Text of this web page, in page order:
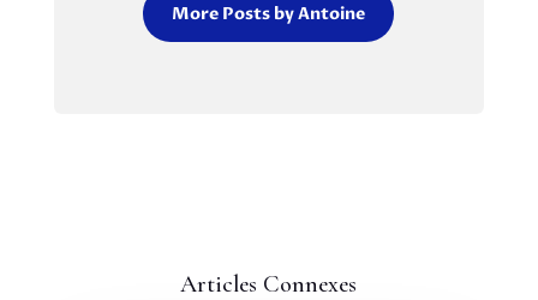
More Posts by Antoine
Articles Connexes